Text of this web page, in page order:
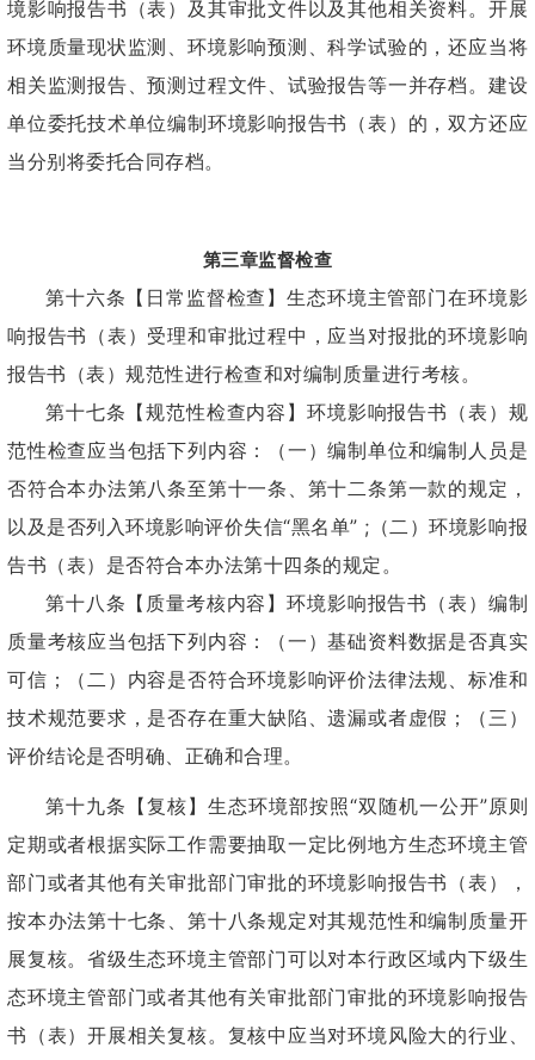
境影响报告书（表）及其审批文件以及其他相关资料。开展
环境质量现状监测、环境影响预测、科学试验的，还应当将
相关监测报告、预测过程文件、试验报告等一并存档。建设
单位委托技术单位编制环境影响报告书（表）的，双方还应
当分别将委托合同存档。
第三章监督检查
第十六条【日常监督检查】生态环境主管部门在环境影
响报告书（表）受理和审批过程中，应当对报批的环境影响
报告书（表）规范性进行检查和对编制质量进行考核。
第十七条【规范性检查内容】环境影响报告书（表）规
范性检查应当包括下列内容：（一）编制单位和编制人员是
否符合本办法第八条至第十一条、第十二条第一款的规定，
以及是否列入环境影响评价失信“黑名单” ;（二）环境影响报
告书（表）是否符合本办法第十四条的规定。
第十八条【质量考核内容】环境影响报告书（表）编制
质量考核应当包括下列内容：（一）基础资料数据是否真实
可信；（二）内容是否符合环境影响评价法律法规、标准和
技术规范要求，是否存在重大缺陷、遗漏或者虚假；（三）
评价结论是否明确、正确和合理。
第十九条【复核】生态环境部按照“双随机一公开”原则
定期或者根据实际工作需要抽取一定比例地方生态环境主管
部门或者其他有关审批部门审批的环境影响报告书（表），
按本办法第十七条、第十八条规定对其规范性和编制质量开
展复核。省级生态环境主管部门可以对本行政区域内下级生
态环境主管部门或者其他有关审批部门审批的环境影响报告
书（表）开展相关复核。复核中应当对环境风险大的行业、